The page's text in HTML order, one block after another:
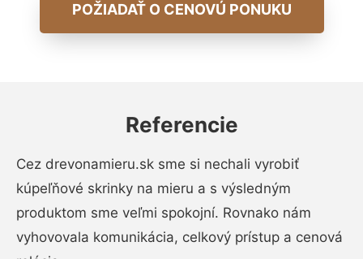
POŽIADAŤ O CENOVÚ PONUKU
Referencie
Cez drevonamieru.sk sme si nechali vyrobiť
kúpeľňové skrinky na mieru a s výsledným
produktom sme veľmi spokojní. Rovnako nám
vyhovovala komunikácia, celkový prístup a cenová